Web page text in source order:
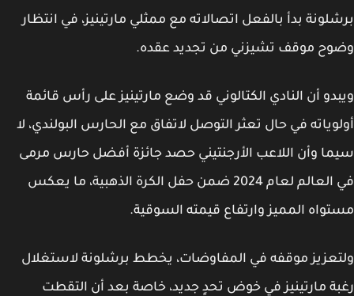
بدأ بالفعل اتصالاته مع ممثلي مارتينيز، في انتظار
موقف تشيزني من تجديد عقده.
أن النادي الكتالوني قد وضع مارتينيز على رأس قائمة
في حال تعثر التوصل لاتفاق مع الحارس البولندي، لا
وأن اللاعب الأرجنتيني حصد جائزة أفضل حارس مرمى
في العالم لعام 2024 ضمن حفل الكرة الذهبية، ما يعكس
المميز وارتفاع قيمته السوقية.
موقفه في المفاوضات، يخطط برشلونة لاستغلال
مارتينيز في خوض تحدٍ جديد، خاصة بعد أن التقطت